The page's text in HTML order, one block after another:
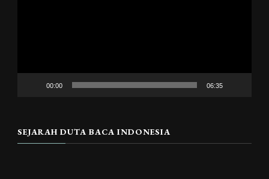
00:00 06:35
SEJARAH DUTA BACA INDONESIA